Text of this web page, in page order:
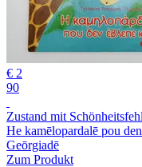
€ 2
90
Zustand mit
He kamēlopardalē pou
Geōrgiadē
Zum Produkt